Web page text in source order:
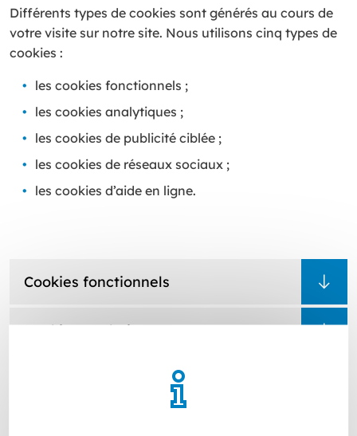
Différents types de cookies sont générés au cours de
votre visite sur notre site. Nous utilisons cinq types de
cookies :
les cookies fonctionnels ;
les cookies analytiques ;
les cookies de publicité ciblée ;
les cookies de réseaux sociaux ;
les cookies d’aide en ligne.
Cookies fonctionnels
Cookies analytiques
Cookies de publicité ciblée